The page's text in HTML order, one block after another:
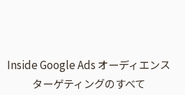
Inside Google Ads オーディエンス
ターゲティングのすべて